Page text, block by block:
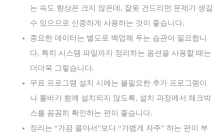
는 속도 향상은 크지 않은데, 잘못 건드리면 문제가 생길
수 있으므로 신중하게 사용하는 것이 좋습니다.
중요한 데이터는 별도로 백업해 두는 습관이 필요합니
다. 특히 시스템 파일까지 정리하는 옵션을 사용할 때는
더더욱 그렇습니다.
무료 프로그램 설치 시에는 불필요한 추가 프로그램이
나 툴바가 함께 설치되지 않도록, 설치 과정에서 체크박
스를 꼼꼼히 확인하는 편이 좋습니다.
정리는 “가끔 몰아서”보다 “가볍게 자주” 하는 편이 부